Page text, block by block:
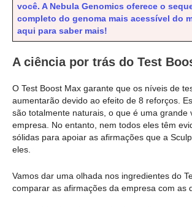
você. A Nebula Genomics oferece o
completo do genoma mais acessível do
aqui para saber mais!
A ciência por trás do Test
O Test Boost Max garante que os níveis de
aumentarão devido ao efeito de 8 reforços.
são totalmente naturais, o que é uma grande
empresa. No entanto, nem todos eles têm
sólidas para apoiar as afirmações que a
eles.
Vamos dar uma olhada nos ingredientes do
comparar as afirmações da empresa com as